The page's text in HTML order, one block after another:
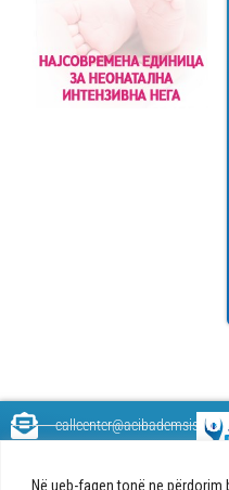
Në ueb-faqen tonë ne përdorim